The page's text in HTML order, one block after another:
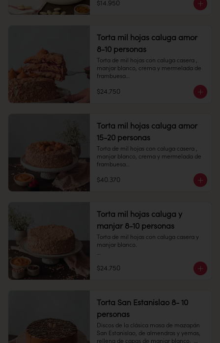
Peso: 753 gr
$14.950
Torta mil hojas caluga amor
8-10 personas
Torta de mil hojas con caluga casera ,
manjar blanco, crema y mermelada de
frambuesa
Congelado: Mantener a -18 °C.
Duración: 6 meses. Una vez
descongelado mantener refrigerado.
Refrigerado: Mantener entre 3-5 °C.
$24.750
Torta mil hojas caluga amor
15-20 personas
Torta de mil hojas con caluga casera ,
manjar blanco, crema y mermelada de
frambuesa
15-20 personas
Peso: 2.280 gr
Congelado: Mantener a -18 °C.
Duración: 6 meses. Una vez
descongelado mantener refrigerado.
Duración: 10 días refrigerada.
$40.370
Torta mil hojas caluga y
manjar 8-10 personas
Torta de mil hojas con caluga casera y
manjar blanco.
Duración: 6 meses. Una vez
descongelado mantener refrigerado.
Refrigerado: Mantener entre 3-5 °C.
$24.750
Torta San Estanislao 8- 10
personas
Discos de la clásica masa de mazapán
San Estanislao, de almendras y yemas,
rellena de capas de manjar blanco.